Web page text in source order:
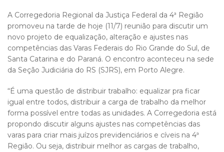
A Corregedoria Regional da Justiça Federal da 4ª Região
promoveu na tarde de hoje (11/7) reunião para discutir um
novo projeto de equalização, alteração e ajustes nas
competências das Varas Federais do Rio Grande do Sul, de
Santa Catarina e do Paraná. O encontro aconteceu na sede
da Seção Judiciária do RS (SJRS), em Porto Alegre.
“É uma questão de distribuir trabalho: equalizar pra ficar
igual entre todos, distribuir a carga de trabalho da melhor
forma possível entre todas as unidades. A Corregedoria está
propondo discutir alguns ajustes nas competências das
varas para criar mais juízos previdenciários e cíveis na 4ª
Região. Ou seja, distribuir melhor as cargas de trabalho,